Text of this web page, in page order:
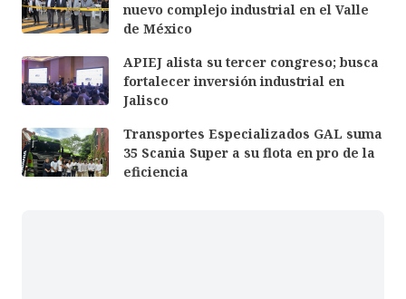
nuevo complejo industrial en el Valle
de México
APIEJ alista su tercer congreso; busca
fortalecer inversión industrial en
Jalisco
Transportes Especializados GAL suma
35 Scania Super a su flota en pro de la
eficiencia